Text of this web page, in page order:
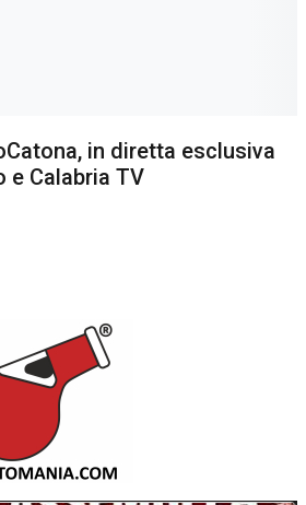
in diretta esclusiva
e Calabria TV